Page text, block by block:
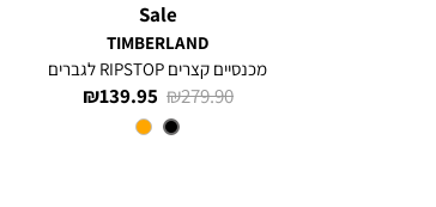
Sale
TIMBERLAND
מכנסיים קצרים RIPSTOP לגברים
מחיר
מוצר
139.95 ₪
מחיר
279.90 ₪
צבע
Black